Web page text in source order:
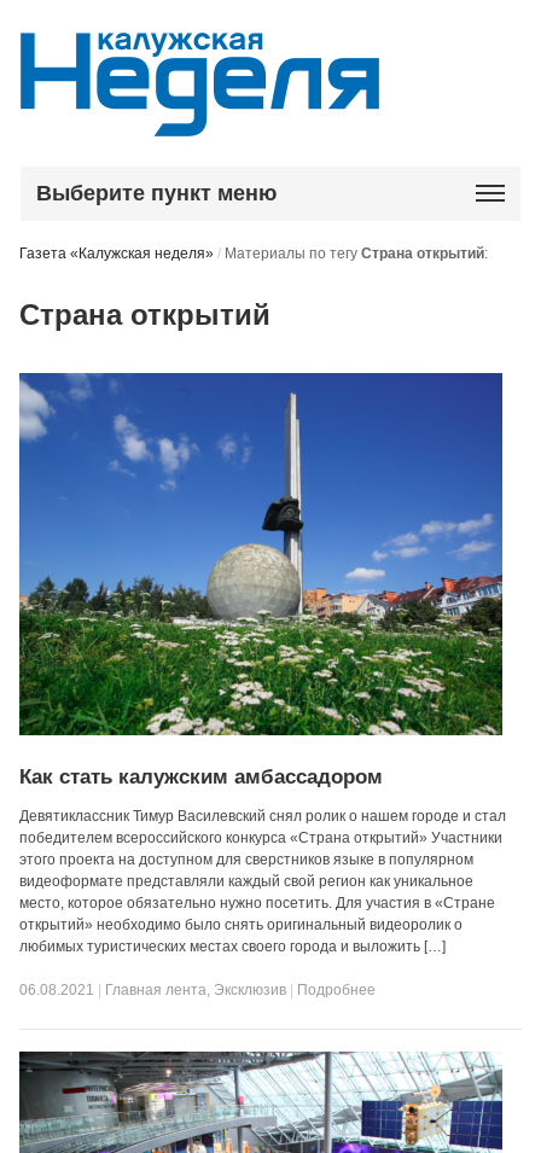
Выберите пункт меню
Газета «Калужская неделя» / Материалы по тегуСтрана открытий:
Страна открытий
Как стать калужским амбассадором
Девятиклассник Тимур Василевский снял ролик о нашем городе и стал
победителем всероссийского конкурса «Страна открытий» Участники
этого проекта на доступном для сверстников языке в популярном
видеоформате представляли каждый свой регион как уникальное
место, которое обязательно нужно посетить. Для участия в «Стране
открытий» необходимо было снять оригинальный видеоролик о
любимых туристических местах своего города и выложить […]
06.08.2021 Главная лента, Эксклюзив Подробнее